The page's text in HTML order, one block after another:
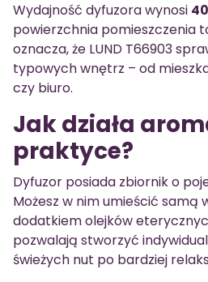
Wydajność dyfuzora wynosi
powierzchnia pomieszczenia
oznacza, że LUND T66903
typowych wnętrz – od
czy biuro.
Jak działa
praktyce?
Dyfuzor posiada zbiornik o
Możesz w nim umieścić samą
dodatkiem olejków
pozwalają stworzyć
świeżych nut po bardziej